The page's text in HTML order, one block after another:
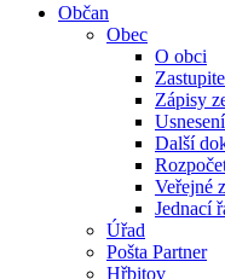
Občan
Obec
O obci
Zápisy
Další
Veřejné
Jednací
Úřad
Pošta Partner
Hřbitov